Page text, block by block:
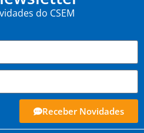
do CSEM
Receber Novidades